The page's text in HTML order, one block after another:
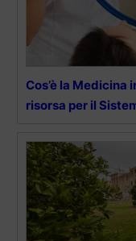
Cos’è la Medicina
risorsa per il